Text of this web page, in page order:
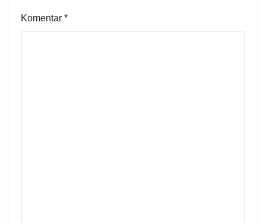
Komentar *